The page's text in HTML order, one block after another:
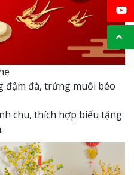
đậm đà, trứng muối béo
chu, thích hợp biếu tặng